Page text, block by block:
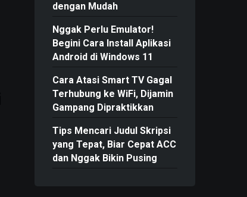
dengan Mudah
Nggak Perlu Emulator!
Begini Cara Install Aplikasi
Android di Windows 11
Cara Atasi Smart TV Gagal
Terhubung ke WiFi, Dijamin
Gampang Dipraktikkan
Tips Mencari Judul Skripsi
yang Tepat, Biar Cepat ACC
dan Nggak Bikin Pusing